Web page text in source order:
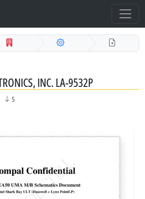
INC. LA-9532P
5